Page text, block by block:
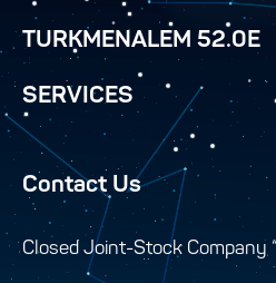
TURKMENALEM 52.0E
SERVICES
Contact Us
Closed Joint-Stock Company